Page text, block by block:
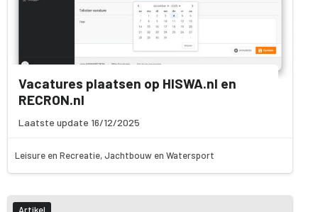
Vacatures plaatsen op HISWA.nl en
RECRON.nl
Laatste update 16/12/2025
Leisure en Recreatie, Jachtbouw en Watersport